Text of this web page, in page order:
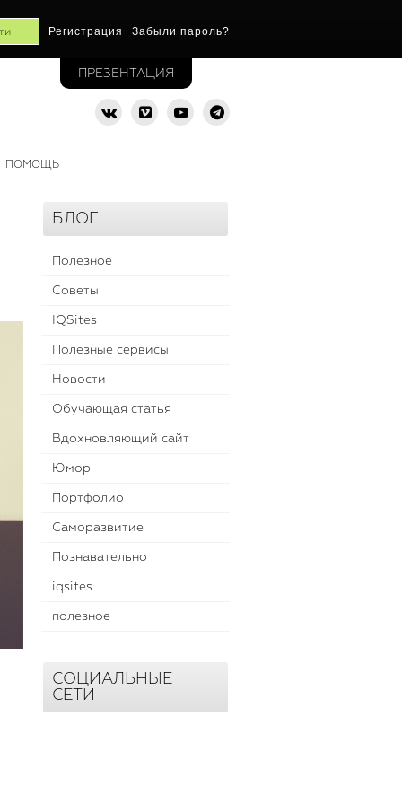
Регистрация Забыли пароль?
ПРЕЗЕНТАЦИЯ
ПОМОЩЬ
БЛОГ
Полезное
Советы
IQSites
Полезные сервисы
Новости
Обучающая статья
Вдохновляющий сайт
Юмор
Портфолио
Саморазвитие
Познавательно
iqsites
полезное
СОЦИАЛЬНЫЕ
СЕТИ